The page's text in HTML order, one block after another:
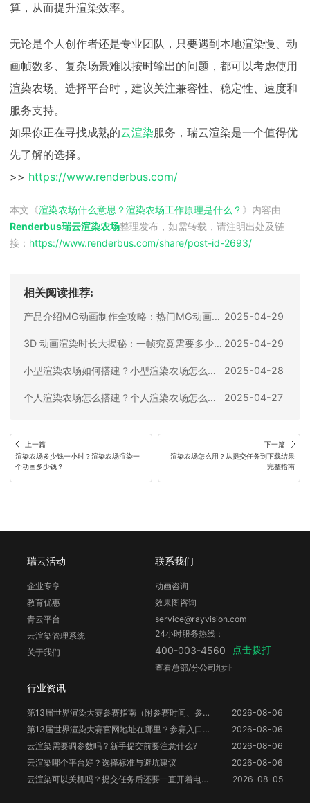
算，从而提升渲染效率。
无论是个人创作者还是专业团队，只要遇到本地渲染慢、动
画帧数多、复杂场景难以按时输出的问题，都可以考虑使用
渲染农场。选择平台时，建议关注兼容性、稳定性、速度和
服务支持。
如果你正在寻找成熟的云渲染服务，瑞云渲染是一个值得优
先了解的选择。
>> https://www.renderbus.com/
本文《渲染农场什么意思？渲染农场工作原理是什么？ 》内容由
Renderbus瑞云渲染农场整理发布，如需转载，请注明出处及链
接： https://www.renderbus.com/share/post-id-2693/
相关阅读推荐:
产品介绍MG动画制作全攻略：热门MG动画渲染软件推荐及使用指南 2025-04-29
3D 动画渲染时长大揭秘：一帧究竟需要多少分钟？ 2025-04-29
小型渲染农场如何搭建？小型渲染农场怎么做？ 2025-04-28
个人渲染农场怎么搭建？个人渲染农场怎么做？ 2025-04-27
上一篇
渲染农场多少钱一小时？渲染农场渲染一
个动画多少钱？
下一篇
渲染农场怎么用？从提交任务到下载结果
完整指南
瑞云活动
企业专享
教育优惠
青云平台
云渲染管理系统
关于我们
行业资讯
第13届世界渲染大赛参赛指南（附参赛时间、参赛要求、赛事奖励等）
2026-08-06
第13届世界渲染大赛官网地址在哪里？参赛入口与信息整理
2026-08-06
云渲染需要调参数吗？新手提交前要注意什么?
2026-08-06
云渲染哪个平台好？选择标准与避坑建议
2026-08-06
云渲染可以关机吗？提交任务后还要一直开着电脑吗？
2026-08-05
联系我们
动画咨询
效果图咨询
service@rayvision.com
24小时服务热线：
400-003-4560 点击拨打
查看总部/分公司地址